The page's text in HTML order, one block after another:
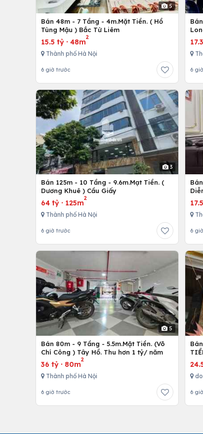
5
Bán 48m - 7 Tầng - 4m.Mặt Tiền. ( Hồ
Tùng Mậu ) Bắc Từ Liêm
15.5 tỷ · 48m
2
Thành phố Hà Nội
6 giờ trước 6
3
Bán 125m - 10 Tầng - 9.6m.Mạt Tiền. (
Dương Khuê ) Cầu Giấy
64 tỷ · 125m
2
Thành phố Hà Nội
6 giờ trước 6
5
Bán 80m - 9 Tầng - 5.5m.Mặt Tiền. (Võ
Chí Công ) Tây Hồ. Thu hơn 1 tỷ/ năm
36 tỷ · 80m
2
Thành phố Hà Nội
6 giờ trước 6